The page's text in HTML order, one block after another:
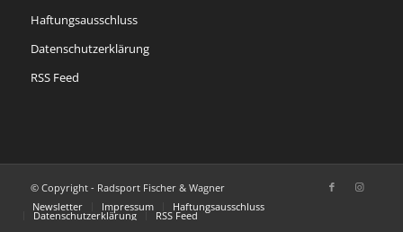
Haftungsausschluss
Datenschutzerklärung
RSS Feed
© Copyright - Radsport Fischer & Wagner
Newsletter
Impressum Haftungsausschluss
Datenschutzerklärung RSS Feed